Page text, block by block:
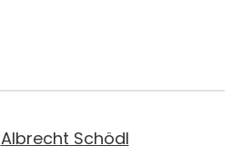
Albrecht Schödl